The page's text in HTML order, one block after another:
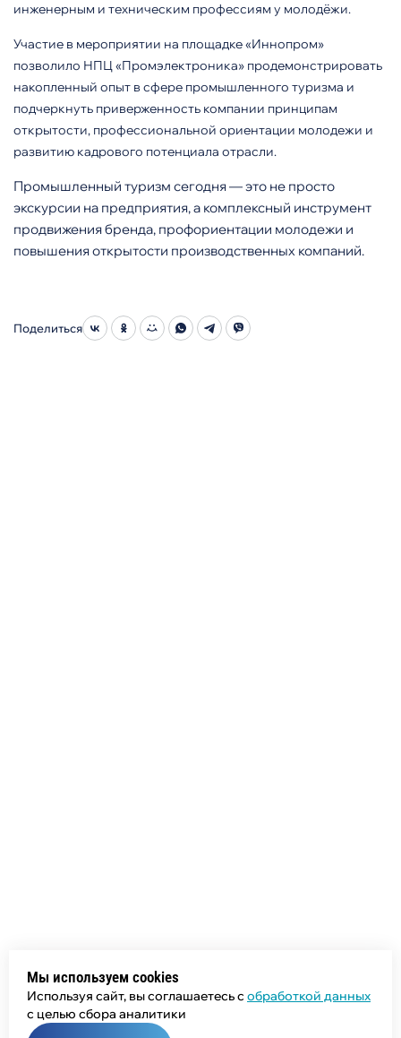
инженерным и техническим профессиям у молодёжи.
Участие в мероприятии на площадке «Иннопром»
позволило НПЦ «Промэлектроника» продемонстрировать
накопленный опыт в сфере промышленного туризма и
подчеркнуть приверженность компании принципам
открытости, профессиональной ориентации молодежи и
развитию кадрового потенциала отрасли.
Промышленный туризм сегодня — это не просто
экскурсии на предприятия, а комплексный инструмент
продвижения бренда, профориентации молодежи и
повышения открытости производственных компаний.
Поделиться
Мы используем cookies
Используя сайт, вы соглашаетесь с обработкой данных
с целью сбора аналитики